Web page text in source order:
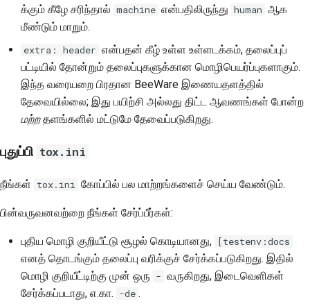
க்கும் கீழே சரிந்தால் machine என்பதிலிருந்து human ஆக
மீண்டும் மாறும்.
extra: header என்பதன் கீழ் உள்ள உள்ளடக்கம், தலைப்புப்
பட்டியில் தோன்றும் தலைப்புகளுக்கான மொழிபெயர்ப்புகளாகும்.
இந்த வரையறை பிரதான BeeWare இணையதளத்தில்
தேவையில்லை; இது பயிற்சி அல்லது திட்ட ஆவணங்கள் போன்ற
மற்றதளங்களில் மட்டுமே தேவைப்படுகிறது.
புதுப்பி tox.ini
நீங்கள் tox.ini கோப்பில் பல மாற்றங்களைச் செய்ய வேண்டும்.
பின்வருவனவற்றை நீங்கள் சேர்ப்பீர்கள்:
புதிய மொழி குறியீட்டு சூழல் கொடியானது, [testenv:docs
எனத் தொடங்கும் தலைப்பு வரிக்குச் சேர்க்கப்படுகிறது. இதில்
மொழி குறியீட்டிற்கு முன் ஒரு - வருகிறது, இடைவெளிகள்
சேர்க்கப்படாது, எ.கா. -de .